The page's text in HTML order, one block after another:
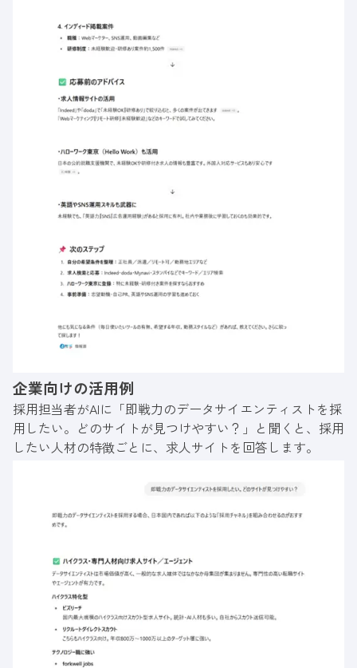
企業向けの活用例
採用担当者がAIに「即戦力のデータサイエンティストを採
用したい。どのサイトが見つけやすい？」と聞くと、採用
したい人材の特徴ごとに、求人サイトを回答します。